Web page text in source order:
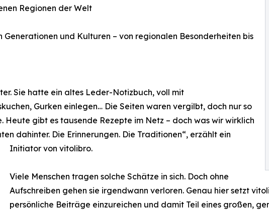
Regionen der Welt
und Kulturen – von regionalen Besonderheiten bis
Sie hatte ein altes Leder-Notizbuch, voll mit
Gurken einlegen… Die Seiten waren vergilbt, doch nur so
Heute gibt es tausende Rezepte im Netz – doch was wir wirklich
dahinter. Die Erinnerungen. Die Traditionen“, erzählt ein
Initiator von vitolibro.
Viele Menschen tragen solche Schätze in sich. Doch ohne
Aufschreiben gehen sie irgendwann verloren. Genau hier setzt
persönliche Beiträge einzureichen und damit Teil eines großen,